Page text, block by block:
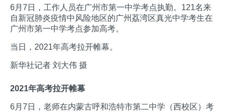
6月7日，工作人员在广州市第一中学考点执勤。121名来
自新冠肺炎疫情中风险地区的广州荔湾区真光中学考生在
广州市第一中学考点参加高考。
当日，2021年高考拉开帷幕。
新华社记者 刘大伟 摄
2021年高考拉开帷幕
6月7日，老师在内蒙古呼和浩特市第二中学（西校区）考